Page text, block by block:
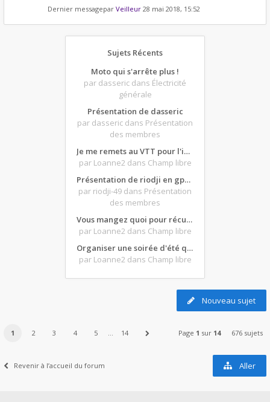
Dernier messagepar Veilleur 28 mai 2018, 15:52
Sujets Récents
Moto qui s'arrête plus !
par dasseric dans Électricité
générale
Présentation de dasseric
par dasseric dans Présentation
des membres
Je me remets au VTT pour l'intersaison, version électrique
par Loanne2 dans Champ libre
Présentation de riodji en gpz500
par riodji-49 dans Présentation
des membres
Vous mangez quoi pour récupérer après une grosse journée de moto ?
par Loanne2 dans Champ libre
Organiser une soirée d'été qui claque : vos bons plans matos ?
par Loanne2 dans Champ libre
Nouveau sujet
1 2 3 4 5 … 14 Page 1 sur 14 676 sujets
Revenir à l’accueil du forum Aller